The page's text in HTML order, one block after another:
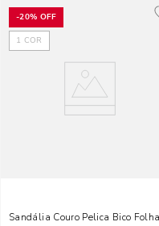
-20% OFF
1 COR
Sandália Couro Pelica Bico